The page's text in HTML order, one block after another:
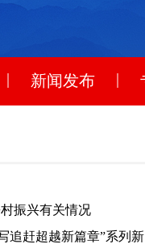
| 新闻发布 |
振兴有关情况
追赶超越新篇章”系列